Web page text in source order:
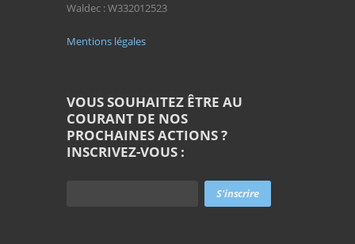
Waldec : W332012523
Mentions légales
VOUS SOUHAITEZ ÊTRE AU
COURANT DE NOS
PROCHAINES ACTIONS ?
INSCRIVEZ-VOUS :